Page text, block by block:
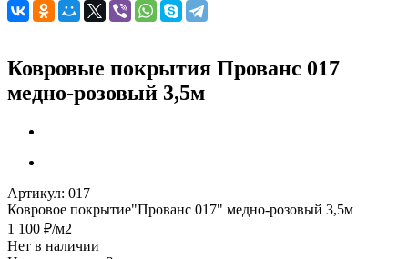
Ковровые покрытия Прованс 017
медно-розовый 3,5м
Артикул: 017
Ковровое покрытие"Прованс 017" медно-розовый 3,5м
1 100 ₽/м2
Нет в наличии